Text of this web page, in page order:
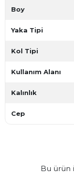
Boy
Yaka Tipi
Kol Tipi
Kullanım Alanı
Kalınlık
Cep
Bu ürün